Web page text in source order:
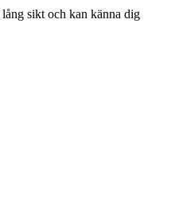
sikt och kan känna dig